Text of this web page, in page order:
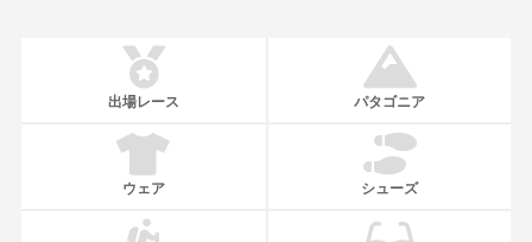
出場レース パタゴニア
ウェア シューズ